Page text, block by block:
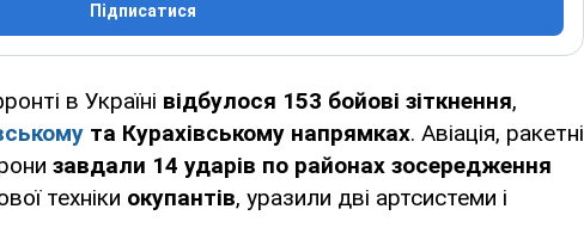
Підписатися
в Україні відбулося 153 бойові зіткнення,
та Курахівському напрямках. Авіація, ракетні
завдали 14 ударів по районах зосередження
техніки окупантів, уразили дві артсистеми і